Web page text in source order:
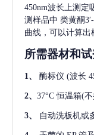
450nm波长上测定
测样品中 类黄酮
曲线，可以计算出
所需器材和试
1、 酶标仪 (波长
2、 37°C 恒温箱(
3、 自动洗板机或